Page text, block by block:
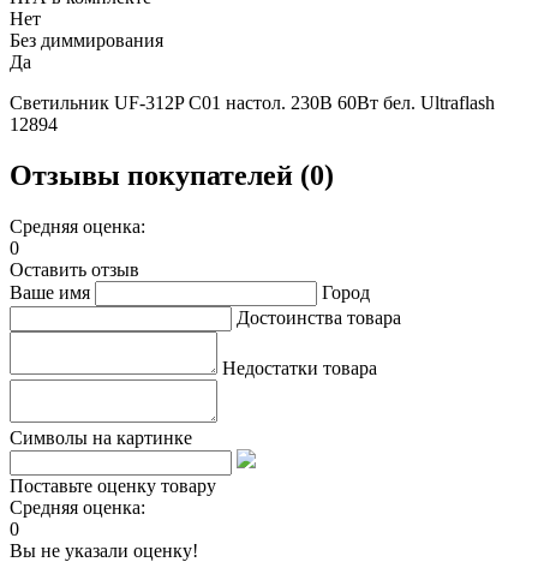
Нет
Без диммирования
Да
Светильник UF-312P С01 настол. 230В 60Вт бел. Ultraflash
12894
Отзывы покупателей (0)
Средняя оценка:
0
Оставить отзыв
Ваше имя
Город
Достоинства товара
Недостатки товара
Символы на картинке
Поставьте оценку товару
Средняя оценка:
0
Вы не указали оценку!